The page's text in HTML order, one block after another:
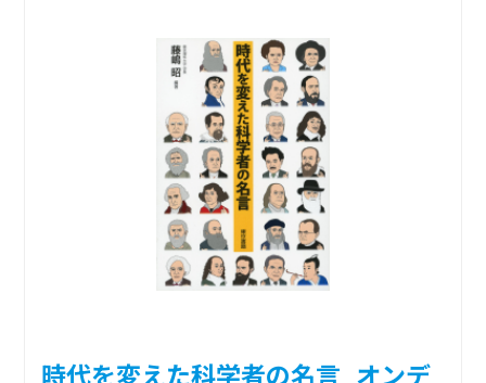
時代を変えた科学者の名言_オンデ